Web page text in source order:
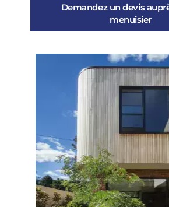
Demandez un devis
menuisier